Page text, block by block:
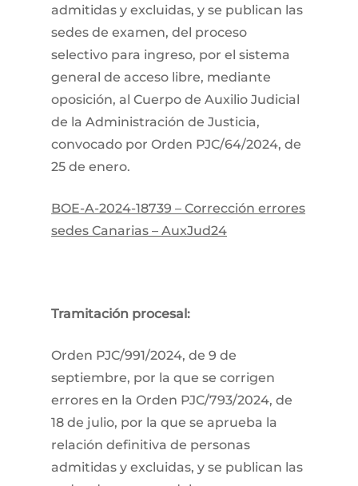
admitidas y excluidas, y se publican las
sedes de examen, del proceso
selectivo para ingreso, por el sistema
general de acceso libre, mediante
oposición, al Cuerpo de Auxilio Judicial
de la Administración de Justicia,
convocado por Orden PJC/64/2024, de
25 de enero.
BOE-A-2024-18739 – Corrección errores
sedes Canarias – AuxJud24
Tramitación procesal:
​Orden PJC/991/2024, de 9 de
septiembre, por la que se corrigen
errores en la Orden PJC/793/2024, de
18 de julio, por la que se aprueba la
relación definitiva de personas
admitidas y excluidas, y se publican las